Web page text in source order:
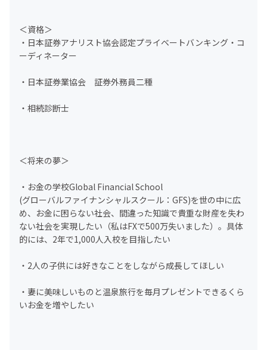
＜資格＞
・日本証券アナリスト協会認定プライベートバンキング・コ
ーディネーター
・日本証券業協会 証券外務員二種
・相続診断士
＜将来の夢＞
・お金の学校Global Financial School
(グローバルファイナンシャルスクール：GFS)を世の中に広
め、お金に困らない社会、間違った知識で貴重な財産を失わ
ない社会を実現したい（私はFXで500万失いました）。具体
的には、2年で1,000人入校を目指したい
・2人の子供には好きなことをしながら成長してほしい
・妻に美味しいものと温泉旅行を毎月プレゼントできるくら
いお金を増やしたい